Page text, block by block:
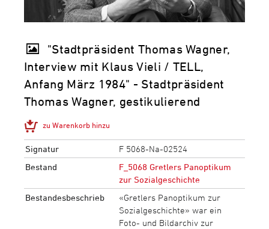
"Stadtpräsident Thomas Wagner,
Interview mit Klaus Vieli / TELL,
Anfang März 1984" - Stadtpräsident
Thomas Wagner, gestikulierend
zu Warenkorb hinzu
Signatur
F 5068-Na-02524
Bestand
F_5068 Gretlers Panoptikum
zur Sozialgeschichte
Bestandesbeschrieb
«Gretlers Panoptikum zur
Sozialgeschichte» war ein
Foto- und Bildarchiv zur